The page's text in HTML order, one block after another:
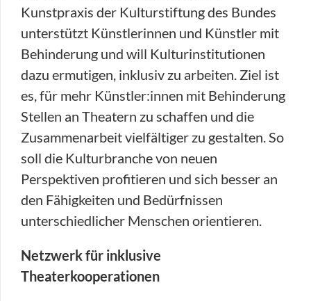
Kunstpraxis der Kulturstiftung des Bundes
unterstützt Künstlerinnen und Künstler mit
Behinderung und will Kulturinstitutionen
dazu ermutigen, inklusiv zu arbeiten. Ziel ist
es, für mehr Künstler:innen mit Behinderung
Stellen an Theatern zu schaffen und die
Zusammenarbeit vielfältiger zu gestalten. So
soll die Kulturbranche von neuen
Perspektiven profitieren und sich besser an
den Fähigkeiten und Bedürfnissen
unterschiedlicher Menschen orientieren.
Netzwerk für inklusive
Theaterkooperationen